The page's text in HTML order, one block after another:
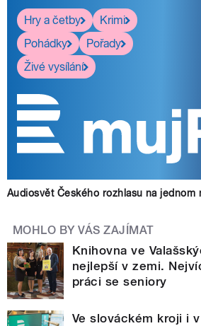
Hry a četby
Krimi
Pohádky
Pořady
Živé vysílání
Audiosvět Českého rozhlasu na jednom
MOHLO BY VÁS ZAJÍMAT
Knihovna ve
nejlepší v zemi.
práci se seniory
Ve slováckém kroji i